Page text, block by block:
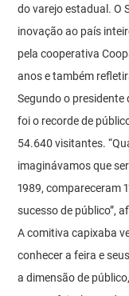
do varejo estadual. O
inovação ao país
pela cooperativa
anos e também
Segundo o presidente
foi o recorde de
54.640 visitantes.
imaginávamos que
1989, compareceram
sucesso de público”,
A comitiva capixaba
conhecer a feira e
a dimensão de